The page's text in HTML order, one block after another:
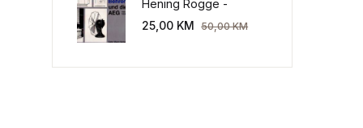
Hening Rogge -
Industriekultur: Peter
25,00 KM 50,00KM